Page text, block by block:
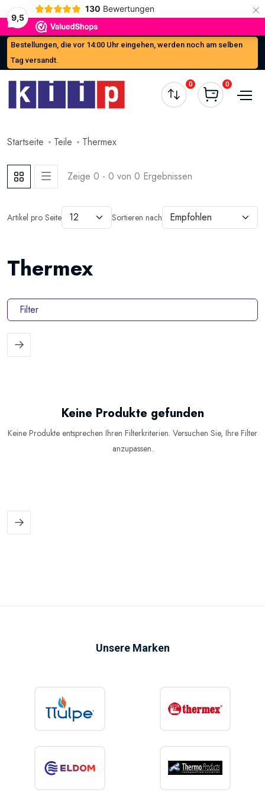
9,5
130 Bewertungen ×
Bestellungen, die vor 14:00 Uhr eingehen, werden noch am selben
Tag versandt.
0 0
Startseite Teile Thermex
Zeige 0 - 0 von 0 Ergebnissen
Artikel pro Seite Sortieren nach
Thermex
Filter
Keine Produkte gefunden
Keine Produkte entsprechen Ihren Filterkriterien. Versuchen Sie, Ihre Filter
anzupassen.
Unsere Marken